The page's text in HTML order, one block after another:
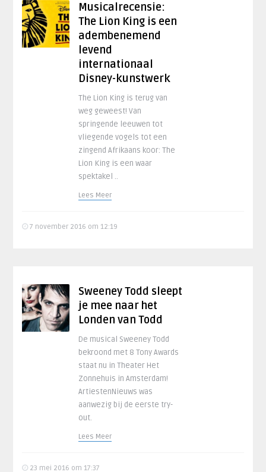
Musicalrecensie:
The Lion King is een
adembenemend
levend
internationaal
Disney-kunstwerk
The Lion King is terug van
weg geweest! Van
springende leeuwen tot
vliegende vogels tot een
zingend Afrikaans koor: The
Lion King is een waar
spektakel ..
Lees Meer
7 november 2016 om 12:19
Sweeney Todd sleept
je mee naar het
Londen van Todd
De musical Sweeney Todd
bekroond met 8 Tony Awards
staat nu in Theater Het
Zonnehuis in Amsterdam!
ArtiestenNieuws was
aanwezig bij de eerste try-
out.
Lees Meer
23 mei 2016 om 17:37